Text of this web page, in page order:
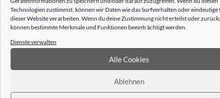
Technologien zustimmst, können wir Daten wie das Surfverhalten oder eindeutige
dieser Website verarbeiten. Wenn du deine Zustimmung nicht erteilst oder
können bestimmte Merkmale und Funktionen beeinträchtigt werden.
Dienste verwalten
Alle Cookies
Ablehnen